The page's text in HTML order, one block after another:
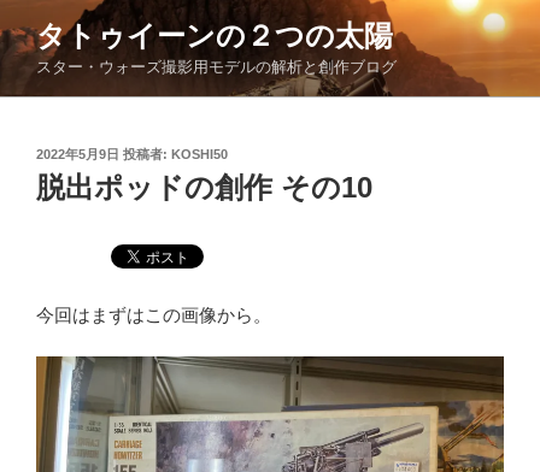
ン
ン
タトゥイーンの２つの太陽
スター・ウォーズ撮影用モデルの解析と創作ブログ
投
稿
日:
2022年5月9日 投稿者: KOSHI50
脱出ポッドの創作 その10
今回はまずはこの画像から。